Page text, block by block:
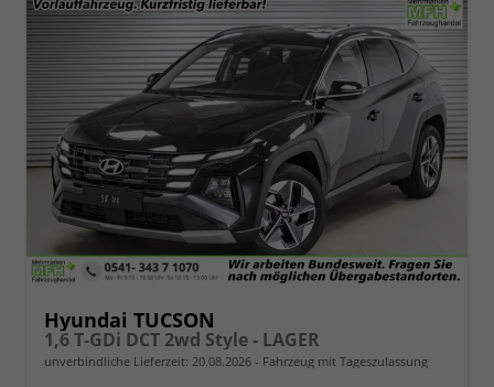
Hyundai TUCSON
1,6 T-GDi DCT 2wd Style - LAGER
unverbindliche Lieferzeit: 20.08.2026 Fahrzeug mit Tageszulassung